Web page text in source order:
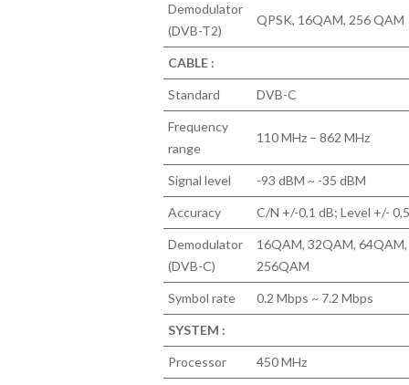
Demodulator
(DVB-T2)
QPSK, 16QAM, 256 QAM
CABLE :
Standard DVB-C
Frequency
range
110 MHz – 862 MHz
Signal level -93 dBM ~ -35 dBM
Accuracy C/N +/-0,1 dB; Level +/-
Demodulator
(DVB-C)
16QAM, 32QAM,
256QAM
Symbol rate 0.2 Mbps ~ 7.2 Mbps
SYSTEM :
Processor 450 MHz